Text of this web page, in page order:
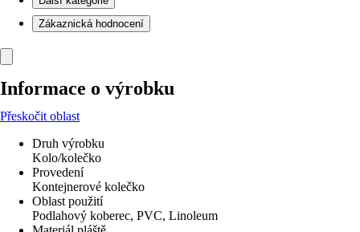
Zákaznická hodnocení
Informace o výrobku
Přeskočit oblast
Druh výrobku
Kolo/kolečko
Provedení
Kontejnerové kolečko
Oblast použití
Podlahový koberec, PVC, Linoleum